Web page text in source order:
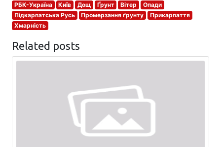
РБК-Україна Київ Дощ Ґрунт Вітер
Опади
Підкарпатська Русь
Промерзання ґрунту
Прикарпаття
Хмарність
Related posts